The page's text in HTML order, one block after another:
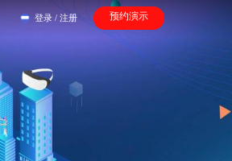
登录 / 注册 预约演示